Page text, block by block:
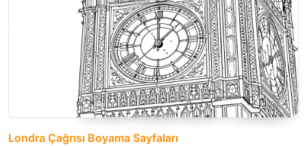
Londra Çağrısı Boyama Sayfaları